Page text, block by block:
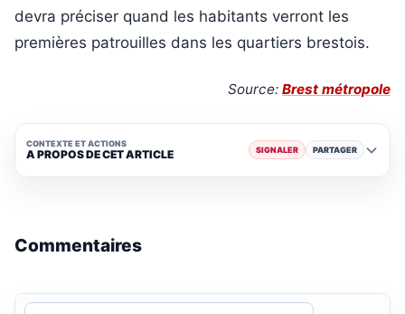
devra préciser quand les habitants verront les
premières patrouilles dans les quartiers brestois.
Source: Brest métropole
CONTEXTE ET ACTIONS
A PROPOS DE CET ARTICLE SIGNALER PARTAGER
Commentaires